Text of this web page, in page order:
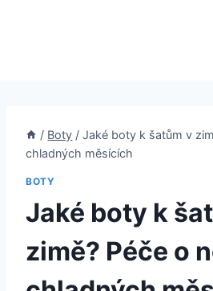
/ Boty / Jaké boty k šatům v
chladných měsících
BOTY
Jaké boty k
zimě? Péče o